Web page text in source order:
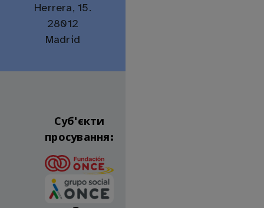
Herrera, 15.
28012
Madrid
Суб'єкти
просування: